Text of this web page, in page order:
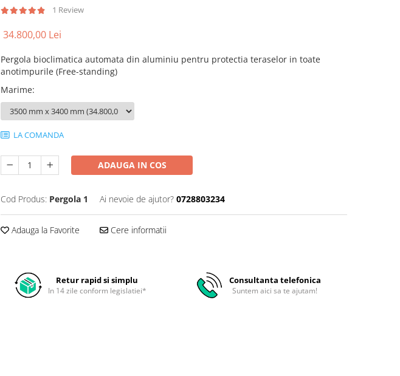
1 Review
34.800,00 Lei
Pergola bioclimatica automata din aluminiu pentru protectia teraselor in toate
anotimpurile (Free-standing)
Marime:
LA COMANDA
ADAUGA IN COS
Cod Produs: Pergola 1 Ai nevoie de ajutor? 0728803234
Adauga la Favorite Cere informatii
Retur rapid si simplu
In 14 zile conform legislatiei*
Consultanta telefonica
Suntem aici sa te ajutam!